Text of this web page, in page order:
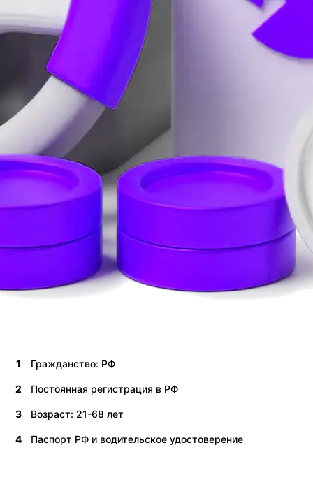
1 Гражданство: РФ
2 Постоянная регистрация в РФ
3 Возраст: 21-68 лет
4 Паспорт РФ и водительское удостоверение